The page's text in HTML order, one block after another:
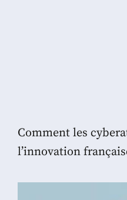
Comment les
l’innovation